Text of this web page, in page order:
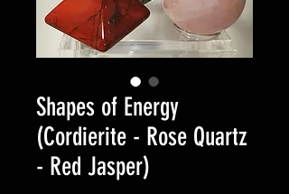
Shapes of Energy
(Cordierite - Rose Quartz
- Red Jasper)